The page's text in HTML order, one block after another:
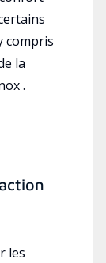
compris
la
.
les